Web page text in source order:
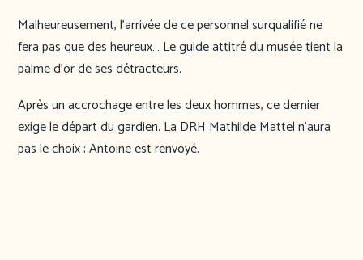
Malheureusement, l’arrivée de ce personnel surqualifié ne
fera pas que des heureux… Le guide attitré du musée tient la
palme d’or de ses détracteurs.
Après un accrochage entre les deux hommes, ce dernier
exige le départ du gardien. La DRH Mathilde Mattel n’aura
pas le choix ; Antoine est renvoyé.